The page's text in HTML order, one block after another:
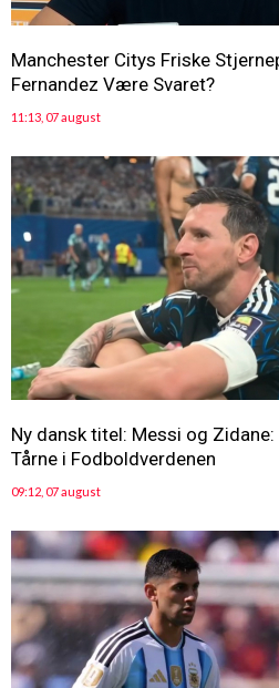
Manchester Citys Friske
Fernandez Være Svaret?
11:13, 07 august
Ny dansk titel: Messi og Zidane:
Tårne i Fodboldverdenen
09:12, 07 august